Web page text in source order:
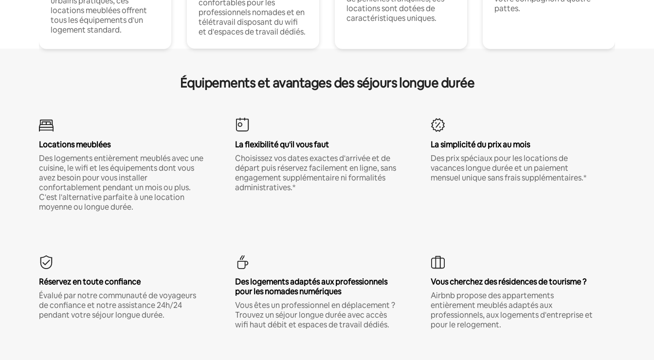
locations meublées offrent
tous les équipements d'un
logement standard.
confortables pour les
professionnels nomades et en
télétravail disposant du wifi
et d'espaces de travail dédiés.
locations sont dotées de
caractéristiques uniques.
pattes.
Équipements et avantages des séjours longue durée
Locations meublées
Des logements entièrement meublés avec une
cuisine, le wifi et les équipements dont vous
avez besoin pour vous installer
confortablement pendant un mois ou plus.
C'est l'alternative parfaite à une location
moyenne ou longue durée.
La flexibilité qu'il vous faut
Choisissez vos dates exactes d'arrivée et de
départ puis réservez facilement en ligne, sans
engagement supplémentaire ni formalités
administratives.*
La simplicité du prix au mois
Des prix spéciaux pour les locations de
vacances longue durée et un paiement
mensuel unique sans frais supplémentaires.*
Réservez en toute confiance
Évalué par notre communauté de voyageurs
de confiance et notre assistance 24h/24
pendant votre séjour longue durée.
Des logements adaptés aux professionnels
pour les nomades numériques
Vous êtes un professionnel en déplacement ?
Trouvez un séjour longue durée avec accès
wifi haut débit et espaces de travail dédiés.
Vous cherchez des résidences de tourisme ?
Airbnb propose des appartements
entièrement meublés adaptés aux
professionnels, aux logements d'entreprise et
pour le relogement.